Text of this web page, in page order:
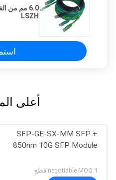
LSZH
أعلى
SFP-GE-SX-MM SFP +
850nm 10G SFP Module
negotiable MOQ:1 قطع